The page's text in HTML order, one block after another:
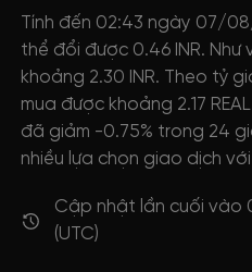
Tính đến 02:43 ngày 07/
thể đổi được 0.46 INR. Như
khoảng 2.30 INR. Theo tỷ
mua được khoảng 2.17
đã giảm -0.75% trong 24
nhiều lựa chọn giao dịch với
Cập nhật lần cuối
(UTC)